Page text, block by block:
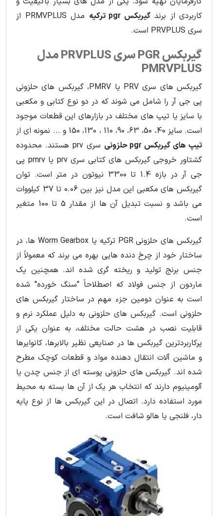
کاربردی از برندگیربکس pgr ترکیه
مدل PRMVPLUS از
سری PRVPLUS است.
گیربکس PGR سری PRVPLUS مدل
PMRVPLUS
گیربکس های سری PRV یا PMRV، گیربکس های حلزونی
پی جی آر را شامل می شوند که در دو نوع کتابی و مکعبی
با سایز یا تیپ های مختلف در بازارهای این قطعات موجود
است. سایز 40، 50، 63، 90، 110 ، 130، 150 و ... نمونه ای از
تیپ های گیربکس pgr حلزونی
سری prv هستند. محدوده
گشتاور خروجی گیربکس های کتابی سری prv یا pmrv پی
جی آر در بازه 1.4 تا 3300 نیوتون در متر است. توان
گیربکس های مکعبی این مدل نیز بین 0.06 تا 37 کیلووات
می باشد و نسبت تبدیل آن ها از مقدار 5 تا 100 متغیر
است.
گیربکس های حلزونی PGR ترکیه یا Worm Gearbox ها، در
ساختار خود از چرخ دنده هایی بهره می برند که معمولاً از
جنس برنج تولید و ریخته گری شده اند. همچنین یک
ماردون از جنس فولاد که اصطلاحاً "سنگ خورده" شده
است به عنوان دومین جزء مهم در ساختار گیربکس های
حلزونی است. گیربکس های حلزونی به دلیل عملکرد نرم و
قابلیت نصب در هشت حالت مختلف، به عنوان یکی از
پرکاربردترین گیربکس ها در صنایعی نظیر بالابرها، کانوایرها
و ماشین آلات انتقال دهنده مواد و قطعات کوچک مطرح
شده اند. گیربکس های حلزونی پوسته ای از جنس چدن یا
آلومینیوم دارند که انتخاب هر یک از آن ها بسته به محیط
مورد استفاده دارد. اتصال در این گیربکس ها از نوع پایه
دار، فلنجی یا هالو شافت است.